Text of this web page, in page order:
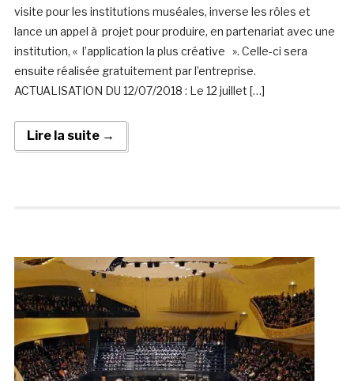
visite pour les institutions muséales, inverse les rôles et
lance un appel à projet pour produire, en partenariat avec une
institution, « l’application la plus créative ». Celle-ci sera
ensuite réalisée gratuitement par l’entreprise.
ACTUALISATION DU 12/07/2018 : Le 12 juillet […]
Lire la suite →